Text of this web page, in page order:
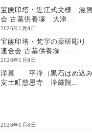
宝篋印塔・近江式文様 滋
会 古墓供養塚 大津...
2026年1月8日
宝篋印塔・梵字の薬研彫り
連合会 古墓供養塚 ...
2026年1月8日
洋墓 平浄（黒石はめ込
安土町慈恩寺 浄厳院...
2026年1月8日